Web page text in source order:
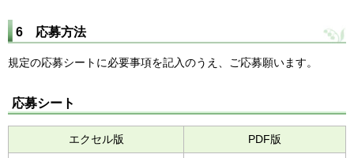
6 応募方法
規定の応募シートに必要事項を記入のうえ、ご応募願います。
応募シート
エクセル版 PDF版